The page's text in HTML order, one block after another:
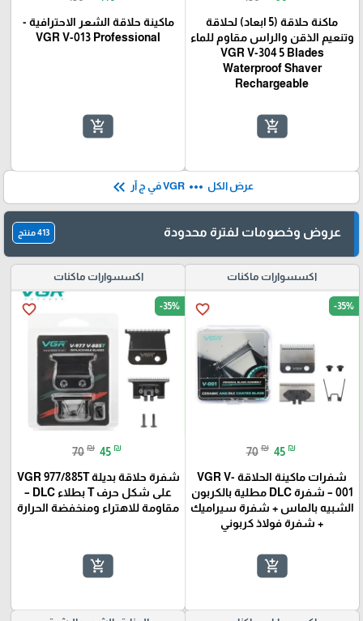
ماكنة حلاقة (5 ابعاد) لحلاقة
وتنعيم الذقن والراس مقاوم للماء
VGR V-304 5 Blades
Waterproof Shaver
Rechargeable
add_shopping_cart
ماكينة حلاقة الشعر الاحترافية -
VGR V-013 Professional
add_shopping_cart
عرض الكل more_horiz
keyboard_double_arrow_left
عروض وخصومات لفترة محدودة 413 منتج
اكسسوارات ماكنات
favorite_border -35%
70 ₪ 45 ₪
شفرات ماكينة الحلاقة VGR V-
001 – شفرة DLC مطلية بالكربون
الشبيه بالماس + شفرة سيراميك
+ شفرة فولاذ كربوني
add_shopping_cart
اكسسوارات ماكنات
favorite_border -35%
70 ₪ 45 ₪
شفرة حلاقة بديلة VGR 977/885T
على شكل حرف T بطلاء DLC –
مقاومة للاهتراء ومنخفضة الحرارة
add_shopping_cart